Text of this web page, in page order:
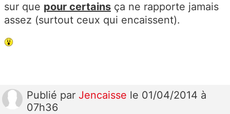
sur que pour certains ça ne rapporte jamais
assez (surtout ceux qui encaissent).
Publié par Jencaisse le 01/04/2014 à
07h36